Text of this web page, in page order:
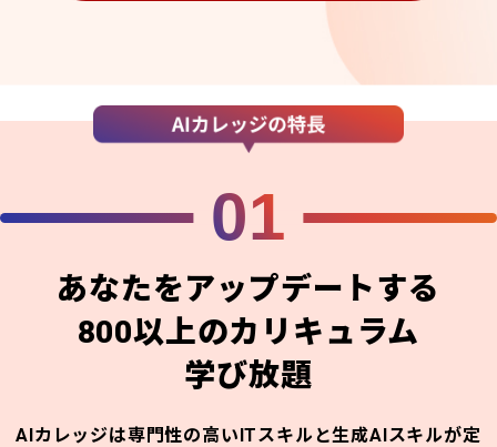
01
あなたをアップデートする
800以上のカリキュラム
学び放題
AIカレッジは専門性の高いITスキルと生成AIスキルが定